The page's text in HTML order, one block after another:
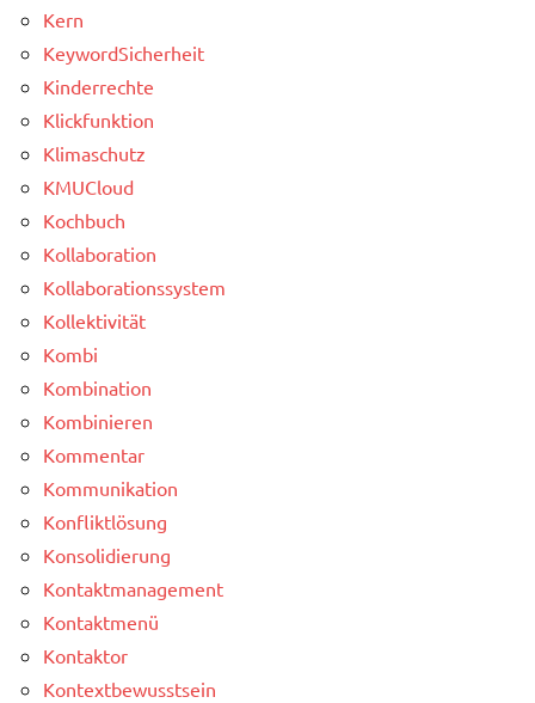
Kern
KeywordSicherheit
Kinderrechte
Klickfunktion
Klimaschutz
KMUCloud
Kochbuch
Kollaboration
Kollaborationssystem
Kollektivität
Kombi
Kombination
Kombinieren
Kommentar
Kommunikation
Konfliktlösung
Konsolidierung
Kontaktmanagement
Kontaktmenü
Kontaktor
Kontextbewusstsein